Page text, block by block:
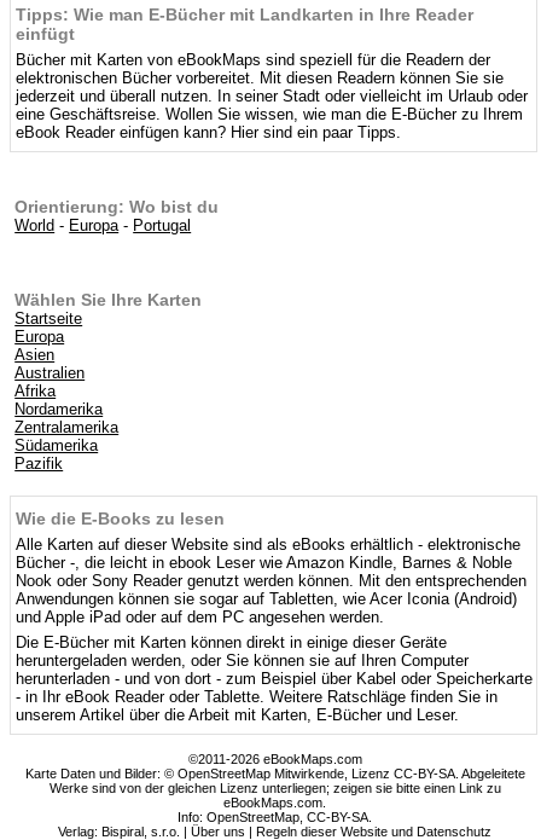
Tipps: Wie man E-Bücher mit Landkarten in Ihre Reader
einfügt
Bücher mit Karten von eBookMaps sind speziell für die Readern der
elektronischen Bücher vorbereitet. Mit diesen Readern können Sie sie
jederzeit und überall nutzen. In seiner Stadt oder vielleicht im Urlaub oder
eine Geschäftsreise. Wollen Sie wissen, wie man die E-Bücher zu Ihrem
eBook Reader einfügen kann? Hier sind ein paar Tipps.
Orientierung: Wo bist du
World - Europa- Portugal
Wählen Sie Ihre Karten
Startseite
Europa
Asien
Australien
Afrika
Nordamerika
Zentralamerika
Südamerika
Pazifik
Wie die E-Books zu lesen
Alle Karten auf dieser Website sind als eBooks erhältlich - elektronische
Bücher -, die leicht in ebook Leser wie Amazon Kindle, Barnes & Noble
Nook oder Sony Reader genutzt werden können. Mit den entsprechenden
Anwendungen können sie sogar auf Tabletten, wie Acer Iconia (Android)
und Apple iPad oder auf dem PC angesehen werden.
Die E-Bücher mit Karten können direkt in einige dieser Geräte
heruntergeladen werden, oder Sie können sie auf Ihren Computer
herunterladen - und von dort - zum Beispiel über Kabel oder Speicherkarte
- in Ihr eBook Reader oder Tablette. Weitere Ratschläge finden Sie in
unserem Artikel über die Arbeit mit Karten, E-Bücher und Leser.
©2011-2026 eBookMaps.com
Karte Daten und Bilder: © OpenStreetMap Mitwirkende, Lizenz CC-BY-SA. Abgeleitete
Werke sind von der gleichen Lizenz unterliegen; zeigen sie bitte einen Link zu
eBookMaps.com.
Info:OpenStreetMap ,CC-BY-SA
Verlag: Bispiral, s.r.o. |Über uns |Regeln dieser Website und Datenschutz